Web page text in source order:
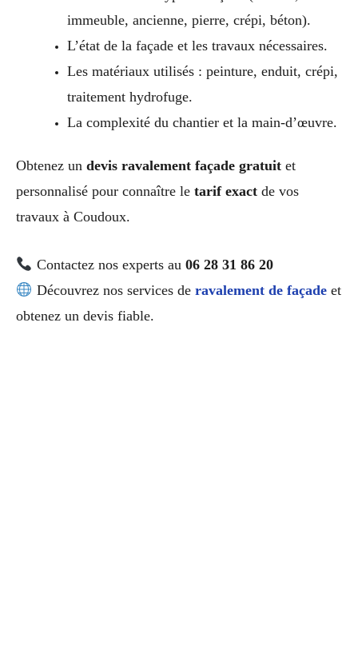
immeuble, ancienne, pierre, crépi, béton).
L’état de la façade et les travaux nécessaires.
Les matériaux utilisés : peinture, enduit, crépi,
traitement hydrofuge.
La complexité du chantier et la main-d’œuvre.
Obtenez un devis ravalement façade gratuit et
personnalisé pour connaître le tarif exact de vos
travaux à Coudoux.
Contactez nos experts au 06 28 31 86 20
Découvrez nos services de ravalement de façadeet
obtenez un devis fiable.